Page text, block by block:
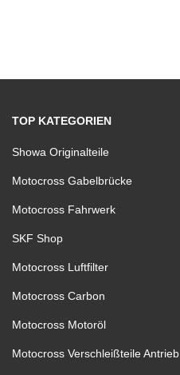
TOP KATEGORIEN
Showa Originalteile
Motocross Gabelbrücke
Motocross Fahrwerk
SKF Shop
Motocross Luftfilter
Motocross Carbon
Motocross Motoröl
Motocross Verschleißteile Antrieb